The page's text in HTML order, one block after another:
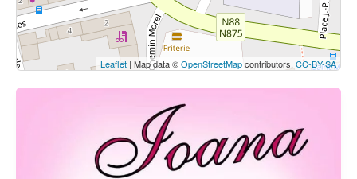
Leaflet | Map data ©OpenStreetMapcontributors, CC-BY-SA